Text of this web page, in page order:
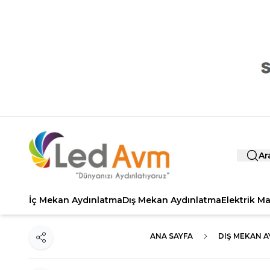
İç Mekan AydınlatmaDış Mekan AydınlatmaElektrik
ANA SAYFA DIŞ MEKAN
Paylaş